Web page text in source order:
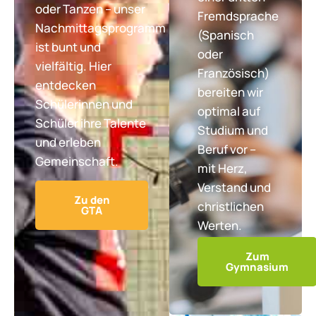
oder Tanzen – unser
Nachmittagsprogramm
ist bunt und
vielfältig. Hier
entdecken
Schülerinnen und
Schüler ihre Talente
und erleben
Gemeinschaft.
Zu den
GTA
Fremdsprache
(Spanisch
oder
Französisch)
bereiten wir
optimal auf
Studium und
Beruf vor –
mit Herz,
Verstand und
christlichen
Werten.
Zum
Gymnasium